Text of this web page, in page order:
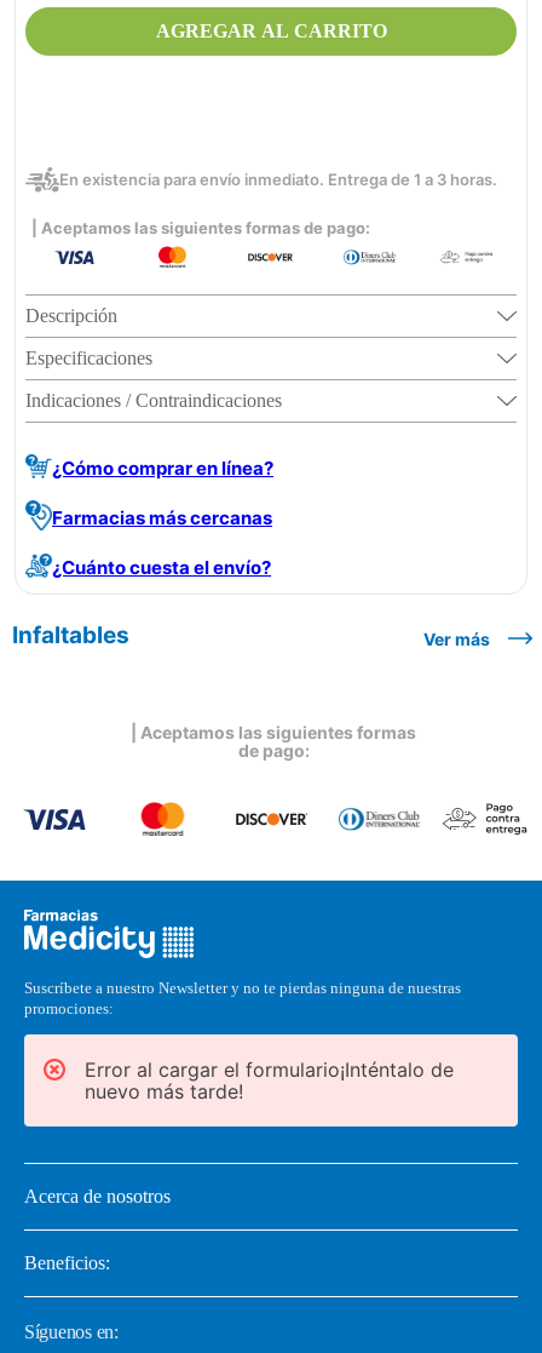
AGREGAR AL CARRITO
En existencia para envío inmediato. Entrega de 1 a 3 horas.
| Aceptamos las siguientes formas de pago:
Descripción
Especificaciones
Indicaciones / Contraindicaciones
¿Cómo comprar en línea?
Farmacias más cercanas
¿Cuánto cuesta el envío?
Infaltables Ver más
| Aceptamos las siguientes formas
de pago:
Suscríbete a nuestro Newsletter y no te pierdas ninguna de nuestras
promociones:
Error al cargar el formulario¡Inténtalo de
nuevo más tarde!
Acerca de nosotros
Beneficios:
Síguenos en: